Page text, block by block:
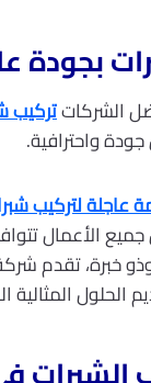
بجودة
الشركاتتركيب
واحترافية.
عاجلة لتركيب
الأعمال
تقدم
الحلول